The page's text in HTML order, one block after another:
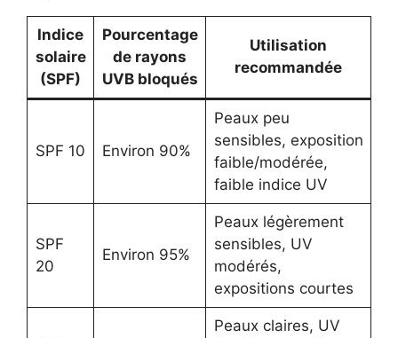
Indice
solaire
(SPF)
Pourcentage
de rayons
UVB bloqués
Utilisation
recommandée
SPF 10 Environ 90%
Peaux peu
sensibles, exposition
faible/modérée,
faible indice UV
SPF
20
Environ 95%
Peaux légèrement
sensibles, UV
modérés,
expositions courtes
Peaux claires, UV